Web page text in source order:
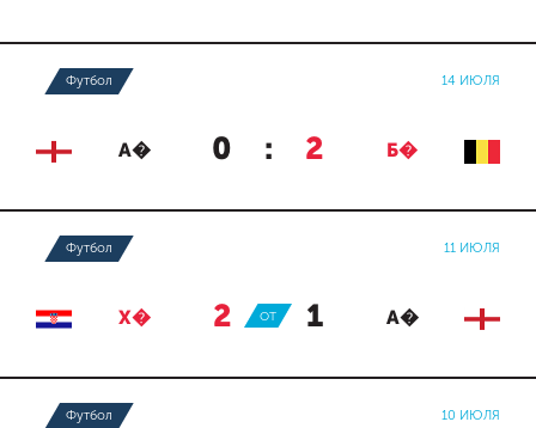
Футбол 14 ИЮЛЯ
А� 0 : 2 Б�
Футбол 11 ИЮЛЯ
Х� 2 : 1 А�
ОТ
Футбол 10 ИЮЛЯ